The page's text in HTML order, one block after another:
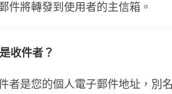
件將轉發到使用者的主信箱。
收件者？
者是您的個人電子郵件地址，別